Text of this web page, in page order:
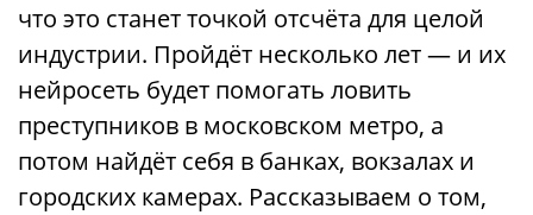
что это станет точкой отсчёта для целой
индустрии. Пройдёт несколько лет — и их
нейросеть будет помогать ловить
преступников в московском метро, а
потом найдёт себя в банках, вокзалах и
городских камерах. Рассказываем о том,